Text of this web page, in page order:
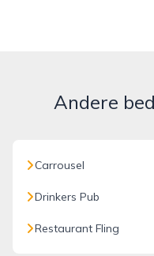
Andere
Carrousel
Drinkers Pub
Restaurant Fling